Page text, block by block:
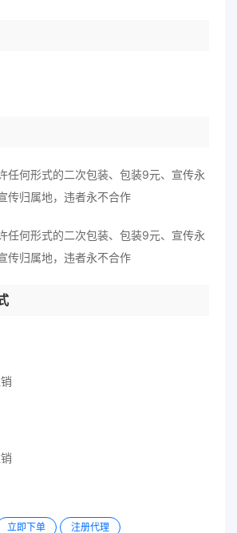
任何形式的二次包装、包装9元、宣传永
传归属地，违者永不合作
任何形式的二次包装、包装9元、宣传永
传归属地，违者永不合作
立即下单 注册代理